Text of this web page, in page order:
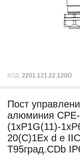
КОД: 2201.121.22.120O
Пост
алюминия
(1xP1G(11)-
20(C)1Ex d e
T95град.CDb